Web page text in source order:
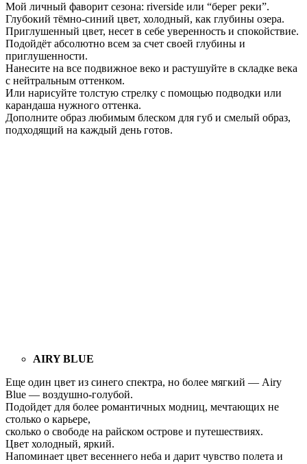
Мой личный фаворит сезона: riverside или “берег реки”.
Глубокий тёмно-синий цвет, холодный, как глубины озера.
Приглушенный цвет, несет в себе уверенность и спокойствие.
Подойдёт абсолютно всем за счет своей глубины и
приглушенности.
Нанесите на все подвижное веко и растушуйте в складке века
с нейтральным оттенком.
Или нарисуйте толстую стрелку с помощью подводки или
карандаша нужного оттенка.
Дополните образ любимым блеском для губ и смелый образ,
подходящий на каждый день готов.
AIRY BLUE
Еще один цвет из синего спектра, но более мягкий — Airy
Blue — воздушно-голубой.
Подойдет для более романтичных модниц, мечтающих не
столько о карьере,
сколько о свободе на райском острове и путешествиях.
Цвет холодный, яркий.
Напоминает цвет весеннего неба и дарит чувство полета и